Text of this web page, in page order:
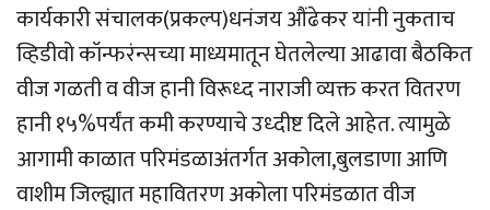
कार्यकारी संचालक(प्रकल्प)धनंजय औंढेकर यांनी नुकताच
व्हिडीवो कॉन्फरंन्सच्या माध्यमातून घेतलेल्या आढावा बैठकित
वीज गळती व वीज हानी विरूध्द नाराजी व्यक्त करत वितरण
हानी १५%पर्यंत कमी करण्याचे उध्दीष्ट दिले आहेत. त्यामुळे
आगामी काळात परिमंडळाअंतर्गत अकोला,बुलडाणा आणि
वाशीम जिल्ह्यात महावितरण अकोला परिमंडळात वीज